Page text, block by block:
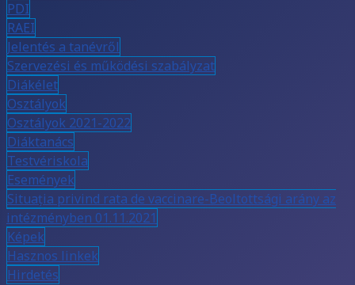
PDI
RAEI
Jelentés a tanévről
Szervezési és működési szabályzat
Diákélet
Osztályok
Osztályok 2021-2022
Diáktanács
Testvériskola
Események
Situația privind rata de vaccinare-Beoltottsági arány az
intézményben 01.11.2021
Képek
Hasznos linkek
Hirdetés